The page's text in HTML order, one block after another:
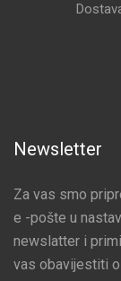
Newsletter
Za vas smo
e -pošte u
newslatter i
vas obavijestiti